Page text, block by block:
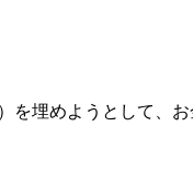
を埋めようとして、